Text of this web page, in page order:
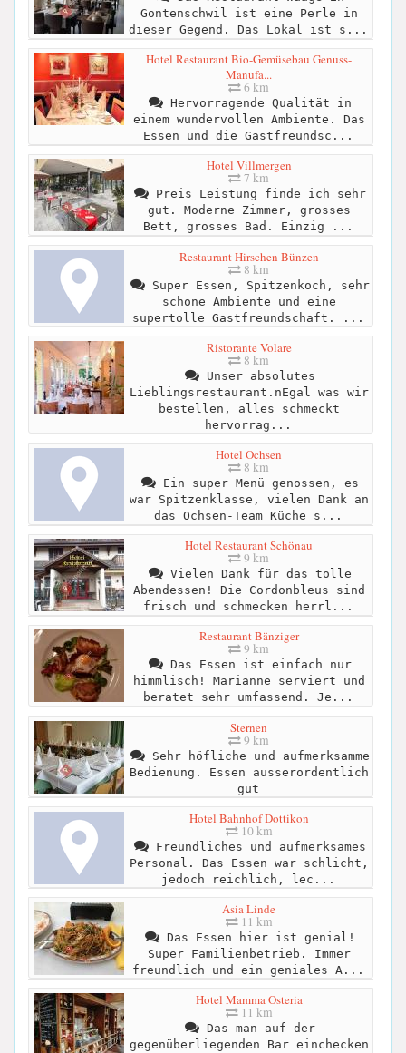
Gontenschwil ist eine Perle in
dieser Gegend. Das Lokal ist s...
Hotel Restaurant Bio-Gemüsebau Genuss-
Manufa...
6 km
Hervorragende Qualität in
einem wundervollen Ambiente. Das
Essen und die Gastfreundsc...
Hotel Villmergen
7 km
Preis Leistung finde ich sehr
gut. Moderne Zimmer, grosses
Bett, grosses Bad. Einzig ...
Restaurant Hirschen Bünzen
8 km
Super Essen, Spitzenkoch, sehr
schöne Ambiente und eine
supertolle Gastfreundschaft. ...
Ristorante Volare
8 km
Unser absolutes
Lieblingsrestaurant.nEgal was wir
bestellen, alles schmeckt
hervorrag...
Hotel Ochsen
8 km
Ein super Menü genossen, es
war Spitzenklasse, vielen Dank an
das Ochsen-Team Küche s...
Hotel Restaurant Schönau
9 km
Vielen Dank für das tolle
Abendessen! Die Cordonbleus sind
frisch und schmecken herrl...
Restaurant Bänziger
9 km
Das Essen ist einfach nur
himmlisch! Marianne serviert und
beratet sehr umfassend. Je...
Sternen
9 km
Sehr höfliche und aufmerksamme
Bedienung. Essen ausserordentlich
gut
Hotel Bahnhof Dottikon
10 km
Freundliches und aufmerksames
Personal. Das Essen war schlicht,
jedoch reichlich, lec...
Asia Linde
11 km
Das Essen hier ist genial!
Super Familienbetrieb. Immer
freundlich und ein geniales A...
Hotel Mamma Osteria
11 km
Das man auf der
gegenüberliegenden Bar einchecken